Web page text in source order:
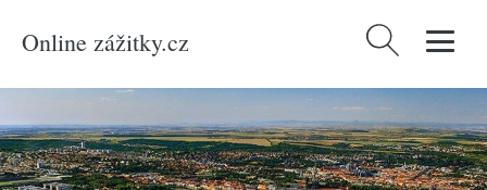
Online zážitky.cz Vyhledávání
Vyhlídkové lety/Vyhlídkový let nad
Prahou